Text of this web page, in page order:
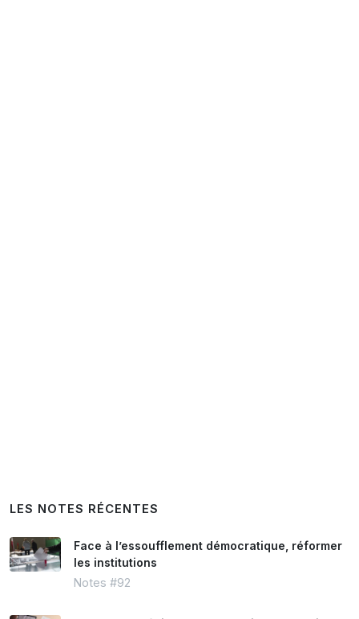
LES NOTES RÉCENTES
Face à l’essoufflement démocratique, réformer
les institutions
Notes #92